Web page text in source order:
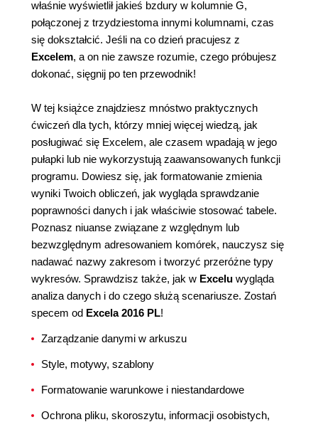
właśnie wyświetlił jakieś bzdury w kolumnie G,
połączonej z trzydziestoma innymi kolumnami, czas
się dokształcić. Jeśli na co dzień pracujesz z
Excelem, a on nie zawsze rozumie, czego próbujesz
dokonać, sięgnij po ten przewodnik!
W tej książce znajdziesz mnóstwo praktycznych
ćwiczeń dla tych, którzy mniej więcej wiedzą, jak
posługiwać się Excelem, ale czasem wpadają w jego
pułapki lub nie wykorzystują zaawansowanych funkcji
programu. Dowiesz się, jak formatowanie zmienia
wyniki Twoich obliczeń, jak wygląda sprawdzanie
poprawności danych i jak właściwie stosować tabele.
Poznasz niuanse związane z względnym lub
bezwzględnym adresowaniem komórek, nauczysz się
nadawać nazwy zakresom i tworzyć przeróżne typy
wykresów. Sprawdzisz także, jak w Excelu wygląda
analiza danych i do czego służą scenariusze. Zostań
specem od Excela 2016 PL!
Zarządzanie danymi w arkuszu
Style, motywy, szablony
Formatowanie warunkowe i niestandardowe
Ochrona pliku, skoroszytu, informacji osobistych,